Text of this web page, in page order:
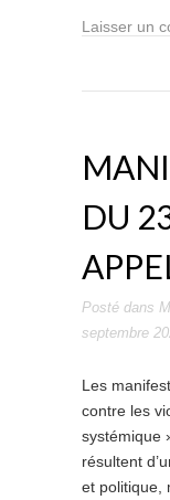
Laisser un
DU
Posté dans
septembre
Les
contre les
systémique
résultent
et politique,